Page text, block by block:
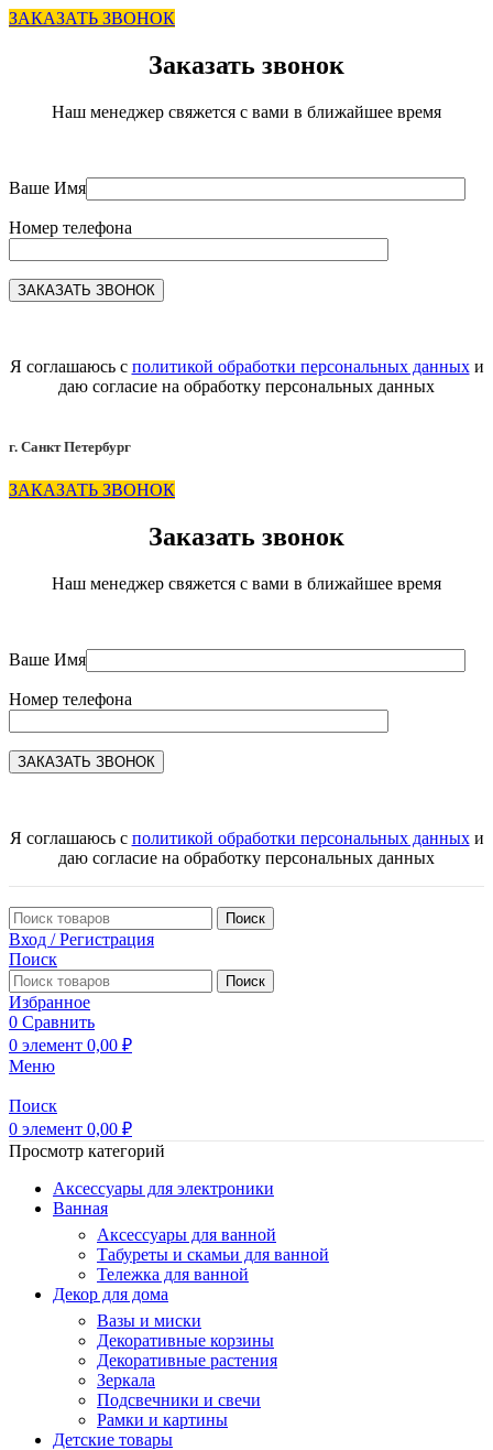
ЗАКАЗАТЬ ЗВОНОК
Заказать звонок
Наш менеджер свяжется с вами в ближайшее время
Ваше Имя
Номер телефона
Я соглашаюсь с политикой обработки персональных данныхи
даю согласие на обработку персональных данных
г. Санкт Петербург
ЗАКАЗАТЬ ЗВОНОК
Заказать звонок
Наш менеджер свяжется с вами в ближайшее время
Ваше Имя
Номер телефона
Я соглашаюсь с политикой обработки персональных данныхи
даю согласие на обработку персональных данных
Поиск
Вход / Регистрация
Поиск
Поиск
Избранное
0 Сравнить
0 элемент 0,00 ₽
Меню
Поиск
0 элемент 0,00 ₽
Просмотр категорий
Аксессуары для электроники
Ванная
Аксессуары для ванной
Табуреты и скамьи для ванной
Тележка для ванной
Декор для дома
Вазы и миски
Декоративные корзины
Декоративные растения
Зеркала
Подсвечники и свечи
Рамки и картины
Детские товары